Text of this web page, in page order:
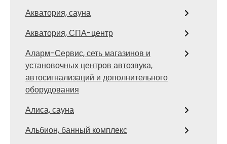
Акватория, сауна
Акватория, СПА-центр
Аларм-Сервис, сеть магазинов и
установочных центров автозвука,
автосигнализаций и дополнительного
оборудования
Алиса, сауна
Альбион, банный комплекс